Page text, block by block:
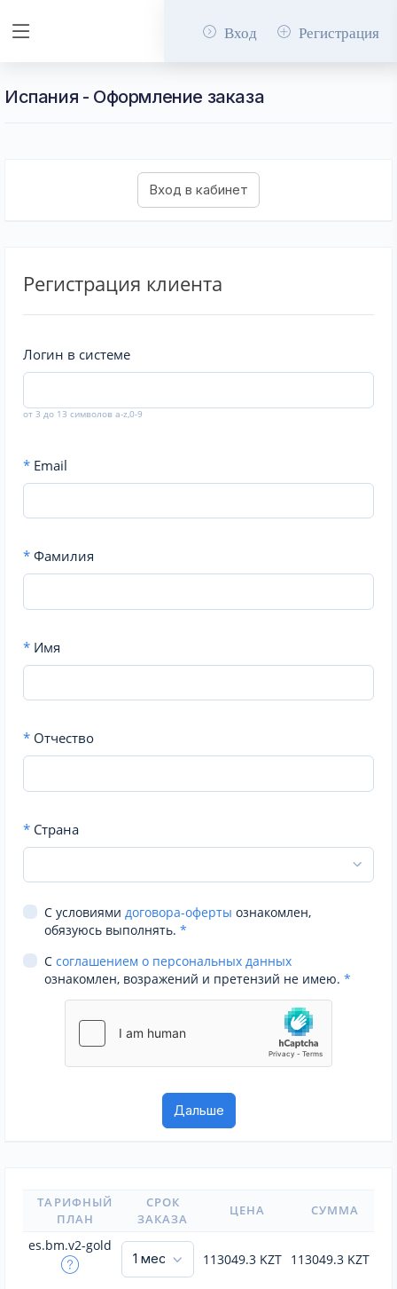
Вход Регистрация
Испания - Оформление заказа
Регистрация клиента
Логин в системе
от 3 до 13 символов a-z,0-9
* Email
* Фамилия
* Имя
* Отчество
* Страна
С условиями договора-оферты ознакомлен,
обязуюсь выполнять. *
С соглашением о персональных данных
ознакомлен, возражений и претензий не имею. *
ТАРИФНЫЙ
ПЛАН
СРОК
ЗАКАЗА
ЦЕНА СУММА
es.bm.v2-gold
113049.3 KZT 113049.3 KZT